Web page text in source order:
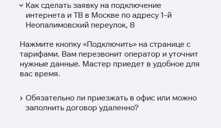
Как сделать заявку на подключение
интернета и ТВ в Москве по адресу 1-й
Неопалимовский переулок, 8
Нажмите кнопку «Подключить» на странице с
тарифами. Вам перезвонит оператор и уточнит
нужные данные. Мастер приедет в удобное для
вас время.
Обязательно ли приезжать в офис или можно
заполнить договор удаленно?